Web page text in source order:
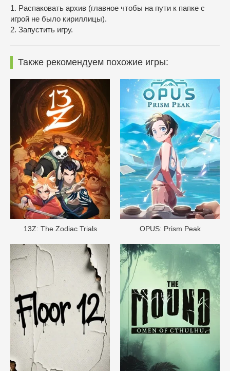
1. Распаковать архив (главное чтобы на пути к папке с
игрой не было кириллицы).
2. Запустить игру.
Также рекомендуем похожие игры:
13Z: The Zodiac Trials OPUS: Prism Peak